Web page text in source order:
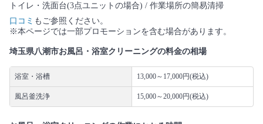
トイレ・洗面台(3点ユニットの場合) / 作業場所の簡易清掃
口コミ もご参照ください。
※本ページでは一部プロモーションを含む場合があります。
埼玉県八潮市お風呂・浴室クリーニングの料金の相場
浴室・浴槽 13,000～17,000円(税込)
風呂釜洗浄 15,000～20,000円(税込)